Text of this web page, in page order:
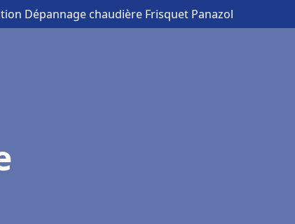
Dépannage chaudière Frisquet Panazol